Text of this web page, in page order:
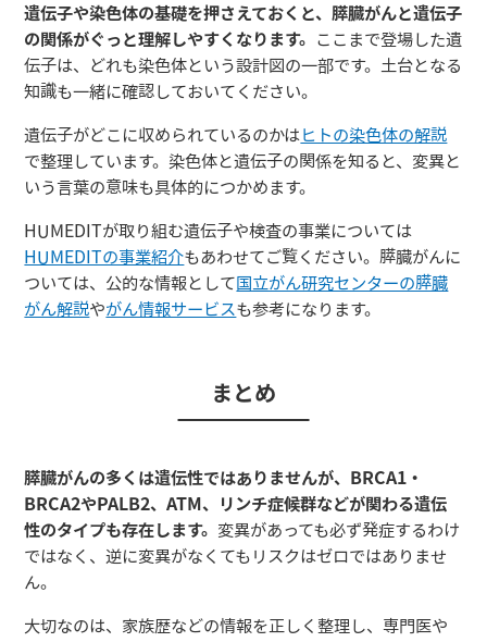
遺伝子や染色体の基礎を押さえておくと、膵臓がんと遺伝子
の関係がぐっと理解しやすくなります。 ここまで登場した遺
伝子は、どれも染色体という設計図の一部です。土台となる
知識も一緒に確認しておいてください。
遺伝子がどこに収められているのかはヒトの染色体の解説
で整理しています。染色体と遺伝子の関係を知ると、変異と
いう言葉の意味も具体的につかめます。
HUMEDITが取り組む遺伝子や検査の事業については
HUMEDITの事業紹介もあわせてご覧ください。膵臓がんに
ついては、公的な情報として国立がん研究センターの膵臓
がん解説やがん情報サービスも参考になります。
まとめ
膵臓がんの多くは遺伝性ではありませんが、BRCA1・
BRCA2やPALB2、ATM、リンチ症候群などが関わる遺伝
性のタイプも存在します。 変異があっても必ず発症するわけ
ではなく、逆に変異がなくてもリスクはゼロではありませ
ん。
大切なのは、家族歴などの情報を正しく整理し、専門医や